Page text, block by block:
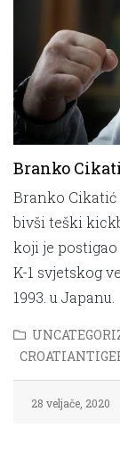
Branko
Branko Cikatić
bivši teški
koji je
K-1 svjetskog
1993. u Japanu.
28 veljače, 2020